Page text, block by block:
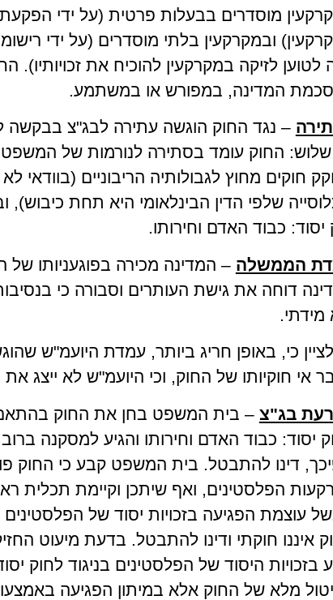
מוסדרים בבעלות פרטית (על ידי
ובמקרקעין בלתי מוסדרים (על ידי
לטוען לזיקה במקרקעין להוכיח את
המדינה, במפורש או במשתמע.
– נגד החוק הוגשה עתירה לבג"צ בבקשה
החוק עומד בסתירה לנורמות של המשפט
חוקים מחוץ לגבולותיה הריבוניים (בוודאי
שלפי הדין הבינלאומי היא תחת
יסוד: כבוד האדם וחירותו.
הממשלה – המדינה מכירה בפוגעניותו של
דוחה את גישת העותרים וסבורה כי
מידתי.
כי, באופן חריג ביותר, עמדת היועמ"ש
אי חוקיותו של החוק, וכי היועמ"ש לא ייצג
בג"צ
דינו להתבטל. בית המשפט קבע כי החוק
הפלסטינים, ואף שיתכן וקיימת תכלית
עוצמת הפגיעה בזכויות יסוד של הפלסטינים
איננו חוקתי ודינו להתבטל. בדעת מיעוט
בזכויות היסוד של הפלסטינים בניגוד לחוק
מלא של החוק אלא במיתון הפגיעה